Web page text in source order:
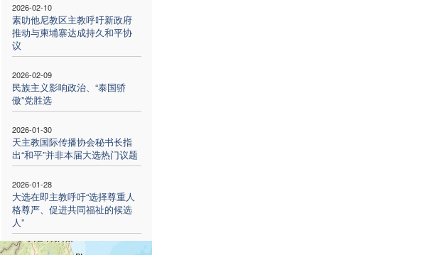
2026-02-10
素叻他尼教区主教呼吁新政府
推动与柬埔寨达成持久和平协
议
2026-02-09
民族主义影响政治、“泰国骄
傲”党胜选
2026-01-30
天主教国际传播协会秘书长指
出“和平”并非本届大选热门议题
2026-01-28
大选在即主教呼吁“选择尊重人
格尊严、促进共同福祉的候选
人”